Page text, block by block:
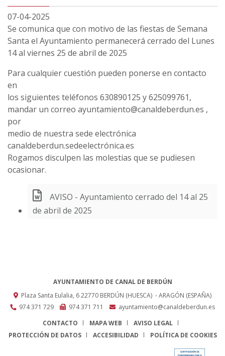
07-04-2025
Se comunica que con motivo de las fiestas de Semana
Santa el Ayuntamiento permanecerá cerrado del Lunes
14 al viernes 25 de abril de 2025
Para cualquier cuestión pueden ponerse en contacto
en
los siguientes teléfonos 630890125 y 625099761,
mandar un correo ayuntamiento@canaldeberdun.es ,
por
medio de nuestra sede electrónica
canaldeberdun.sedeelectrónica.es
Rogamos disculpen las molestias que se pudiesen
ocasionar.
AVISO - Ayuntamiento cerrado del 14 al 25
de abril de 2025
AYUNTAMIENTO DE CANAL DE BERDÚN
Plaza Santa Eulalia, 622770 BERDÚN (HUESCA) - ARAGÓN (ESPAÑA)
974 371 729
974 371 711
ayuntamiento@canaldeberdun.es
CONTACTO
MAPA WEB
AVISO LEGAL
PROTECCIÓN DE DATOS
ACCESIBILIDAD POLÍTICA DE COOKIES